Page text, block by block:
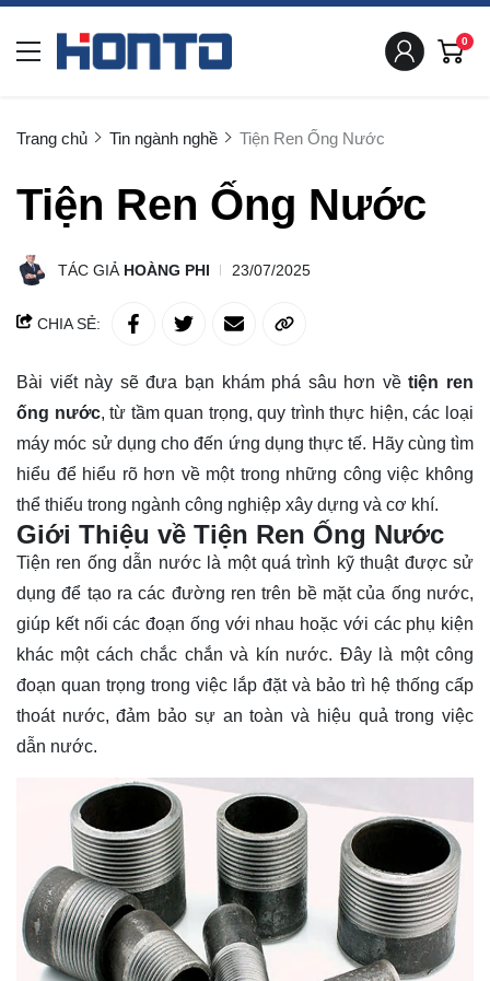
0
Trang chủ Tin ngành nghề Tiện Ren Ống Nước
Tiện Ren Ống Nước
TÁC GIẢ HOÀNG PHI 23/07/2025
CHIA SẺ:
Bài viết này sẽ đưa bạn khám phá sâu hơn vềtiện ren
ống nước, từ tầm quan trọng, quy trình thực hiện, các loại
máy móc sử dụng cho đến ứng dụng thực tế. Hãy cùng tìm
hiểu để hiểu rõ hơn về một trong những công việc không
thể thiếu trong ngành công nghiệp xây dựng và cơ khí.
Giới Thiệu về Tiện Ren Ống Nước
Tiện ren ống dẫn nước là một quá trình kỹ thuật được sử
dụng để tạo ra các đường ren trên bề mặt của ống nước,
giúp kết nối các đoạn ống với nhau hoặc với các phụ kiện
khác một cách chắc chắn và kín nước. Đây là một công
đoạn quan trọng trong việc lắp đặt và bảo trì hệ thống cấp
thoát nước, đảm bảo sự an toàn và hiệu quả trong việc
dẫn nước.